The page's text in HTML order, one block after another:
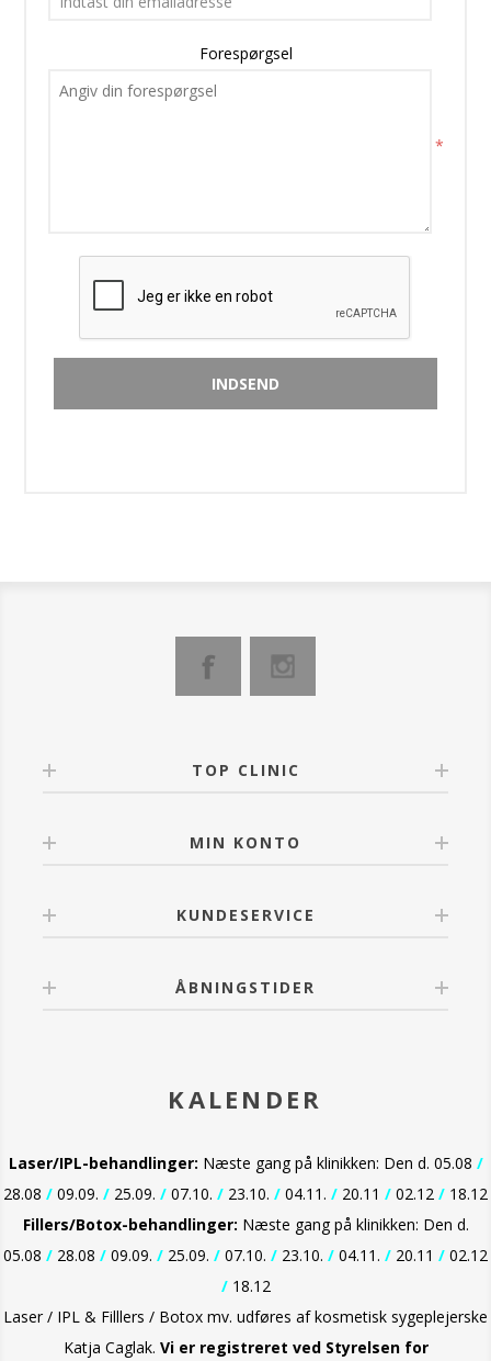
Forespørgsel
*
TOP CLINIC
MIN KONTO
KUNDESERVICE
ÅBNINGSTIDER
KALENDER
Laser/IPL-behandlinger: Næste gang på klinikken: Den d. 05.08 /
28.08 / 09.09. / 25.09. / 07.10. / 23.10. / 04.11. / 20.11 / 02.12 / 18.12
Fillers/Botox-behandlinger: Næste gang på klinikken: Den d.
05.08 / 28.08 / 09.09. / 25.09. / 07.10. / 23.10. / 04.11. / 20.11 / 02.12
/18.12
Laser / IPL & Filllers / Botox mv. udføres af kosmetisk sygeplejerske
Katja Caglak. Vi er registreret ved Styrelsen for